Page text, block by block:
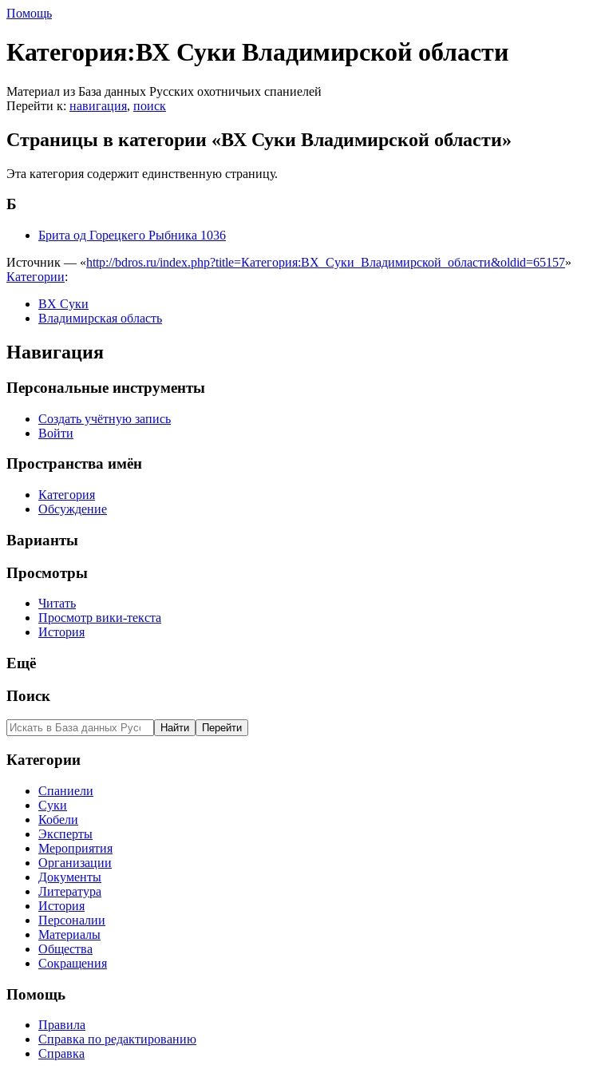
Помощь
Категория:ВХ Суки Владимирской области
Материал из База данных Русских охотничьих спаниелей
Перейти к: навигация, поиск
Страницы в категории «ВХ Суки Владимирской области»
Эта категория содержит единственную страницу.
Б
Брита од Горецкего Рыбника 1036
Источник — «http://bdros.ru/index.php?title=Категория:ВХ_Суки_Владимирской_области&oldid=65157»
Категории:
ВХ Суки
Владимирская область
Навигация
Персональные инструменты
Создать учётную запись
Войти
Пространства имён
Категория
Обсуждение
Варианты
Просмотры
Читать
Просмотр вики-текста
История
Ещё
Поиск
Категории
Спаниели
Суки
Кобели
Эксперты
Мероприятия
Организации
Документы
Литература
История
Персоналии
Материалы
Общества
Сокращения
Помощь
Правила
Справка по редактированию
Справка